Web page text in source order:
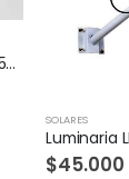
Proyector LED Solar ECO 150W, IP67
SOLARES
$45.000